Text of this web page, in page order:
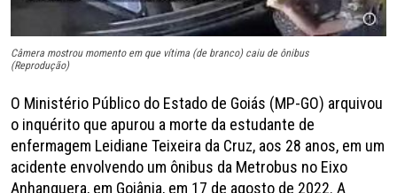
Câmera mostrou momento em que vítima (de branco) caiu de ônibus
(Reprodução)
O Ministério Público do Estado de Goiás (MP-GO) arquivou
o inquérito que apurou a morte da estudante de
enfermagem Leidiane Teixeira da Cruz, aos 28 anos, em um
acidente envolvendo um ônibus da Metrobus no Eixo
Anhanguera, em Goiânia, em 17 de agosto de 2022. A